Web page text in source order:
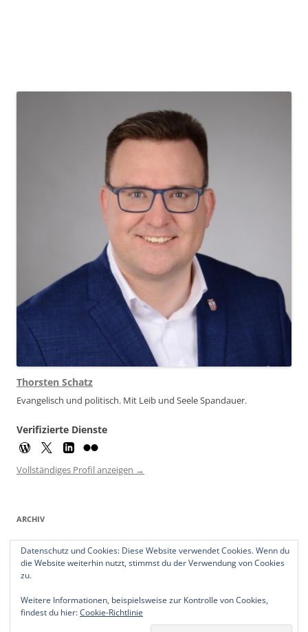
Thorsten Schatz
Evangelisch und politisch. Mit Leib und Seele Spandauer.
Verifizierte Dienste
Vollständiges Profil anzeigen →
ARCHIV
Archiv
Datenschutz und Cookies: Diese Website verwendet Cookies. Wenn du
die Website weiterhin nutzt, stimmst du der Verwendung von Cookies
zu.
Weitere Informationen, beispielsweise zur Kontrolle von Cookies,
findest du hier:Cookie-Richtlinie